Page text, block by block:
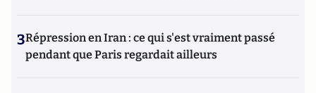
3Répression en Iran : ce qui s'est vraiment passé
pendant que Paris regardait ailleurs